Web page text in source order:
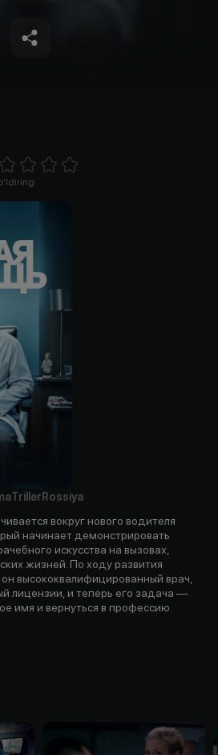
7 Stars8 Stars
Triller Rossiya
вокруг нового водителя
начинает демонстрировать
искусства на вызовах,
жизней. По ходу развития
он высококвалифицированный врач,
лицензии, и теперь его задача —
имя и вернуться в профессию.